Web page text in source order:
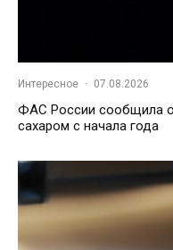
Интересное · 07.08.2026
ФАС России сообщила о
сахаром с начала года